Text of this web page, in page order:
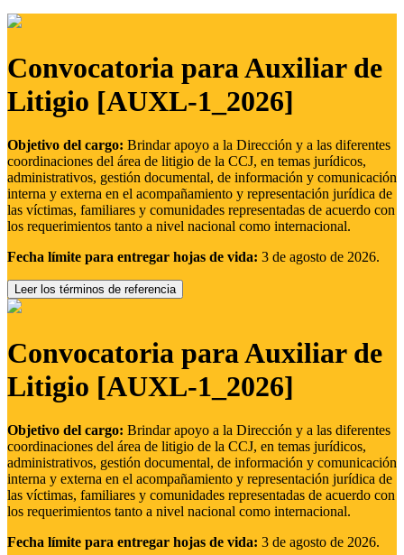
Convocatoria para Auxiliar de
Litigio [AUXL-1_2026]
Objetivo del cargo: Brindar apoyo a la Dirección y a las diferentes
coordinaciones del área de litigio de la CCJ, en temas jurídicos,
administrativos, gestión documental, de información y comunicación
interna y externa en el acompañamiento y representación jurídica de
las víctimas, familiares y comunidades representadas de acuerdo con
los requerimientos tanto a nivel nacional como internacional.
Fecha límite para entregar hojas de vida: 3 de agosto de 2026.
Leer los términos de referencia
Convocatoria para Auxiliar de
Litigio [AUXL-1_2026]
Objetivo del cargo: Brindar apoyo a la Dirección y a las diferentes
coordinaciones del área de litigio de la CCJ, en temas jurídicos,
administrativos, gestión documental, de información y comunicación
interna y externa en el acompañamiento y representación jurídica de
las víctimas, familiares y comunidades representadas de acuerdo con
los requerimientos tanto a nivel nacional como internacional.
Fecha límite para entregar hojas de vida: 3 de agosto de 2026.